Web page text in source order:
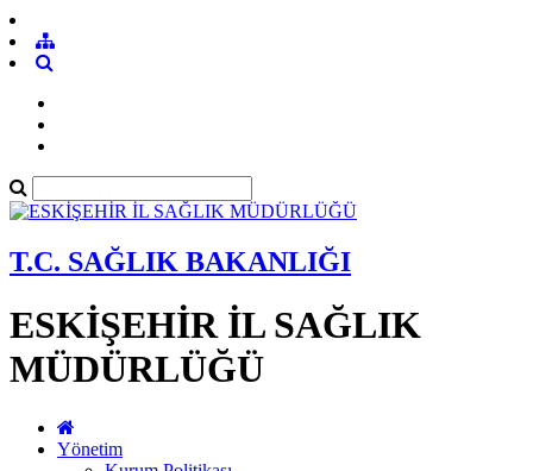
T.C. SAĞLIK BAKANLIĞI
ESKİŞEHİR İL SAĞLIK
MÜDÜRLÜĞÜ
Yönetim